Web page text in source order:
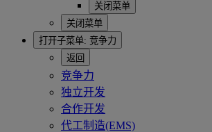
关闭菜单
关闭菜单
打开子菜单: 竞争力
返回
竞争力
独立开发
合作开发
代工制造(EMS)